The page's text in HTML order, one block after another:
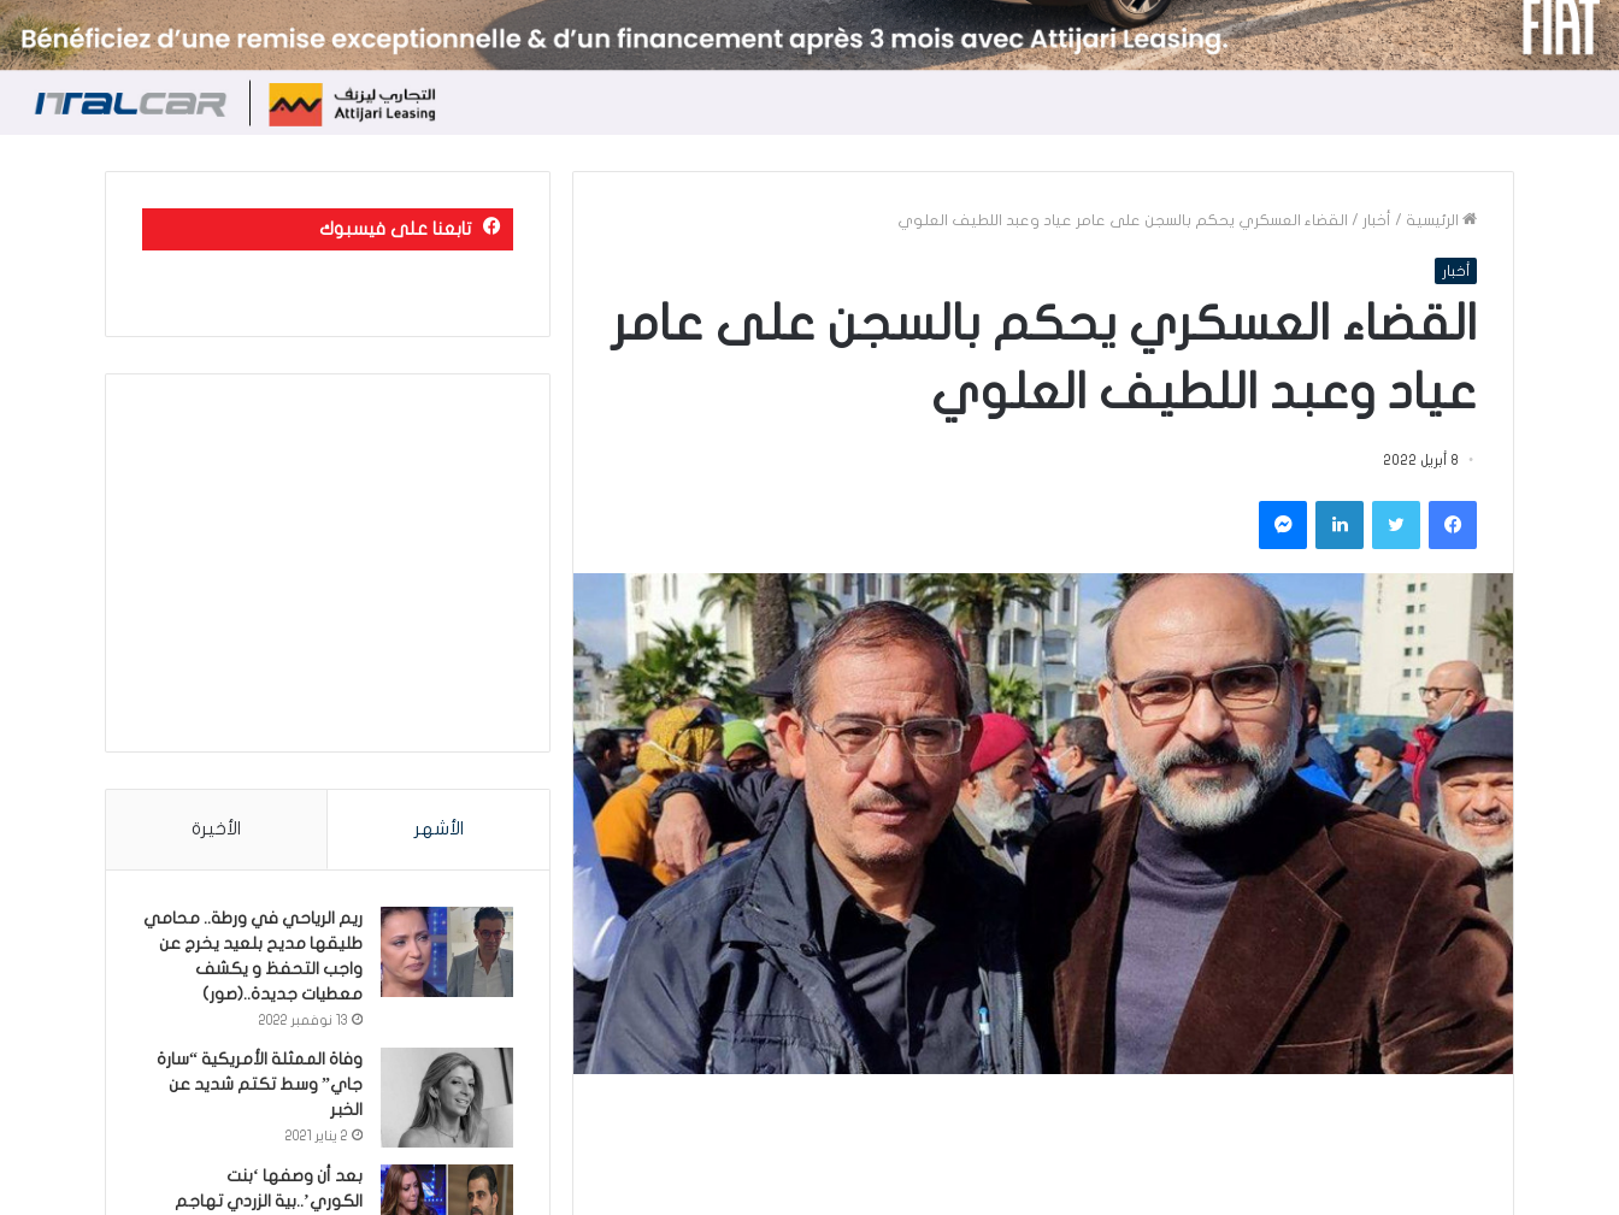
الرئيسية / أخبار / القضاء العسكري يحكم بالسجن على عامر عياد وعبد اللطيف العلوي
أخبار
القضاء العسكري يحكم بالسجن على عامر
عياد وعبد اللطيف العلوي
8 أبريل 2022
فيسبوكتويتر لينكدإن ماسنجر
تابعنا على فيسبوك
الأشهر الأخيرة
ريم الرياحي في ورطة.. محامي
طليقها مديح بلعيد يخرج عن
واجب التحفظ و يكشف
معطيات جديدة..(صور)
13 نوفمبر 2022
وفاة الممثلة الأمريكية “سارة
جاي” وسط تكتم شديد عن
الخبر
2 يناير 2021
بعد أن وصفها ‘بنت
الكوري’..بية الزردي تهاجم